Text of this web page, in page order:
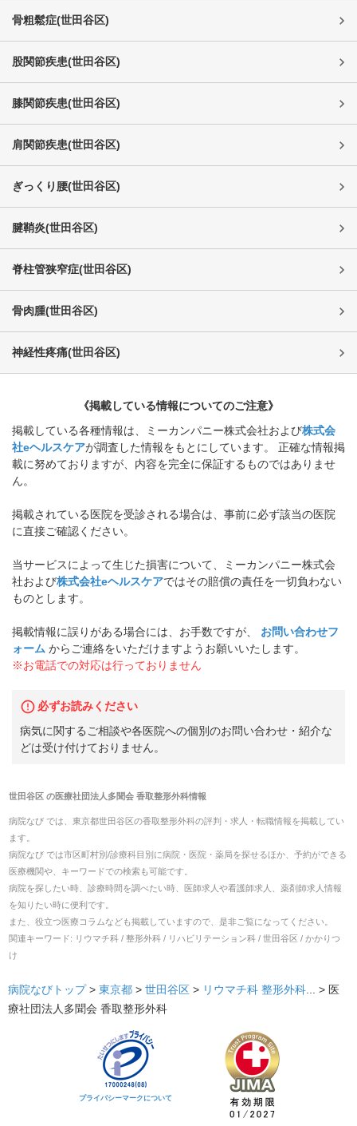
骨粗鬆症(世田谷区)
股関節疾患(世田谷区)
膝関節疾患(世田谷区)
肩関節疾患(世田谷区)
ぎっくり腰(世田谷区)
腱鞘炎(世田谷区)
脊柱管狭窄症(世田谷区)
骨肉腫(世田谷区)
神経性疼痛(世田谷区)
《掲載している情報についてのご注意》
掲載している各種情報は、ミーカンパニー株式会社および株式会
社eヘルスケアが調査した情報をもとにしています。 正確な情報掲
載に努めておりますが、内容を完全に保証するものではありませ
ん。
掲載されている医院を受診される場合は、事前に必ず該当の医院
に直接ご確認ください。
当サービスによって生じた損害について、ミーカンパニー株式会
社および株式会社eヘルスケアではその賠償の責任を一切負わない
ものとします。
掲載情報に誤りがある場合には、お手数ですが、
お問い合わせフ
ォーム からご連絡をいただけますようお願いいたします。
※お電話での対応は行っておりません
必ずお読みください
病気に関するご相談や各医院への個別のお問い合わせ・紹介な
どは受け付けておりません。
世田谷区の医療社団法人多聞会 香取整形外科情報
病院なび では、 東京都世田谷区の香取整形外科の評判・求人・転職情報を掲載してい
ます。
病院なび では市区町村別/診療科目別に病院・医院・薬局を探せるほか、予約ができる
医療機関や、キーワードでの検索も可能です。
病院を探したい時、診療時間を調べたい時、医師求人や看護師求人、薬剤師求人情報
を知りたい時に便利です。
また、役立つ医療コラムなども掲載していますので、是非ご覧になってください。
関連キーワード: リウマチ科 / 整形外科 / リハビリテーション科 / 世田谷区 / かかりつ
け
病院なびトップ > 東京都 > 世田谷区 > リウマチ科 整形外科... > 医
療社団法人多聞会 香取整形外科
プライバシーマークについて